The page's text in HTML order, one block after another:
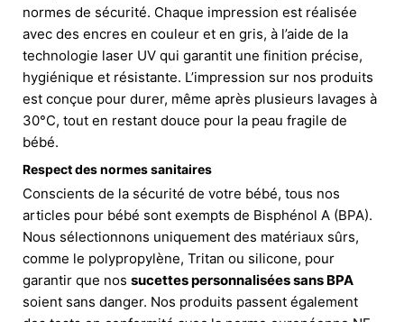
normes de sécurité. Chaque impression est réalisée
avec des encres en couleur et en gris, à l’aide de la
technologie laser UV qui garantit une finition précise,
hygiénique et résistante. L’impression sur nos produits
est conçue pour durer, même après plusieurs lavages à
30°C, tout en restant douce pour la peau fragile de
bébé.
Respect des normes sanitaires
Conscients de la sécurité de votre bébé, tous nos
articles pour bébé sont exempts de Bisphénol A (BPA).
Nous sélectionnons uniquement des matériaux sûrs,
comme le polypropylène, Tritan ou silicone, pour
garantir que nos sucettes personnalisées sans BPA
soient sans danger. Nos produits passent également